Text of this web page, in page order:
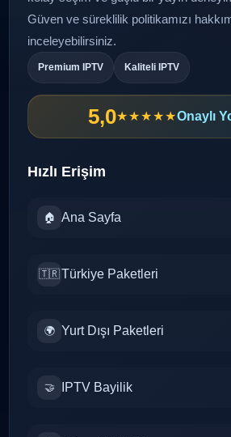
Güven ve süreklilik politikamızı
inceleyebilirsiniz.
Premium IPTV Kaliteli IPTV
5,0★★★★★Onaylı
Hızlı Erişim
🏠 Ana Sayfa
🇹🇷Türkiye Paketleri
🌍 Yurt Dışı Paketleri
🤝 IPTV Bayilik